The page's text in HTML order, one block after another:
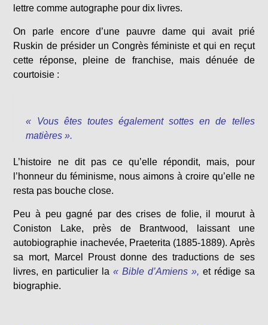
lettre comme autographe pour dix livres.
On parle encore d’une pauvre dame qui avait prié
Ruskin de présider un Congrès féministe et qui en reçut
cette réponse, pleine de franchise, mais dénuée de
courtoisie :
« Vous êtes toutes également sottes en de telles
matières ».
L’histoire ne dit pas ce qu’elle répondit, mais, pour
l’honneur du féminisme, nous aimons à croire qu’elle ne
resta pas bouche close.
Peu à peu gagné par des crises de folie, il mourut à
Coniston Lake, près de Brantwood, laissant une
autobiographie inachevée, Praeterita (1885-1889). Après
sa mort, Marcel Proust donne des traductions de ses
livres, en particulier la « Bible d’Amiens », et rédige sa
biographie.